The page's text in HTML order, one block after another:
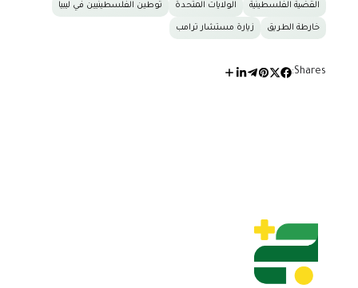
القضية الفلسطينية الولايات المتحدة توطين الفلسطينيين في ليبيا
خارطة الطريق زيارة مستشار ترامب
Shares: